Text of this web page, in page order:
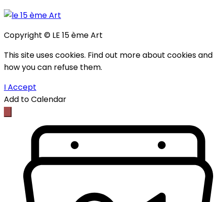
Copyright © LE 15 ème Art
This site uses cookies. Find out more about cookies and
how you can refuse them.
I Accept
Add to Calendar